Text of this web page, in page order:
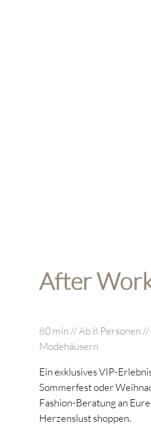
After
80 min // Ab 8 Personen
Modehäusern
Ein exklusives VIP-
Sommerfest oder
Fashion-Beratung an
Herzenslust shoppen.